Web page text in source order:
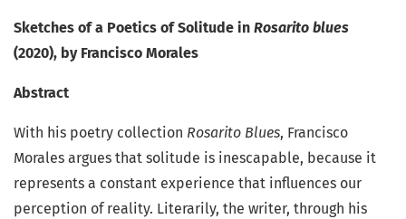
Sketches of a Poetics of Solitude in Rosarito blues
(2020), by Francisco Morales
Abstract
With his poetry collection Rosarito Blues, Francisco
Morales argues that solitude is inescapable, because it
represents a constant experience that influences our
perception of reality. Literarily, the writer, through his